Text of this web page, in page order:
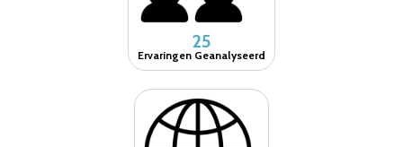
25
Ervaringen Geanalyseerd